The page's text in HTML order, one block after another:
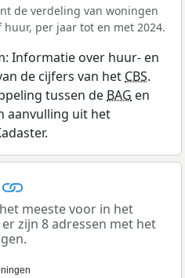
de verdeling van woningen
per jaar tot en met 2024.
Informatie over huur- en
de cijfers van het CBS.
tussen de BAG en
aanvulling uit het
meeste voor in het
zijn 8 adressen met het